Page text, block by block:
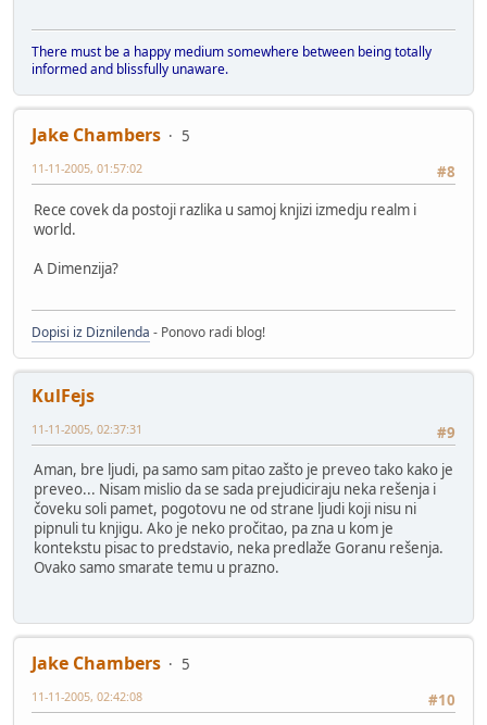
There must be a happy medium somewhere between being totally
informed and blissfully unaware.
Jake Chambers
5
#8
11-11-2005, 01:57:02
Rece covek da postoji razlika u samoj knjizi izmedju realm i
world.
A Dimenzija?
Dopisi iz Diznilenda - Ponovo radi blog!
KulFejs
#9
11-11-2005, 02:37:31
Aman, bre ljudi, pa samo sam pitao zašto je preveo tako kako je
preveo... Nisam mislio da se sada prejudiciraju neka rešenja i
čoveku soli pamet, pogotovu ne od strane ljudi koji nisu ni
pipnuli tu knjigu. Ako je neko pročitao, pa zna u kom je
kontekstu pisac to predstavio, neka predlaže Goranu rešenja.
Ovako samo smarate temu u prazno.
Jake Chambers
5
#10
11-11-2005, 02:42:08